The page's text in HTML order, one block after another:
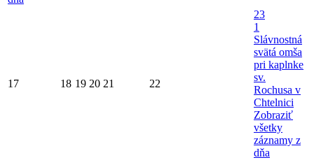
17 18 19 20 21 22
23
1
Slávnostná
svätá omša
pri kaplnke
sv.
Rochusa v
Chtelnici
Zobraziť
všetky
záznamy z
dňa